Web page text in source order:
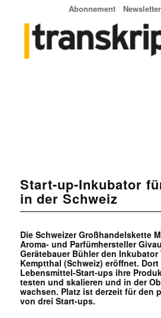
Abonnement Newsletter
Start-up-Inkubator
in der Schweiz
Die Schweizer Großhandelskette
Aroma- und Parfümhersteller
Gerätebauer Bühler den
Kemptthal (Schweiz) eröffnet.
Lebensmittel-Start-ups ihre
testen und skalieren und in der
wachsen. Platz ist derzeit für den
von drei Start-ups.